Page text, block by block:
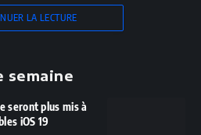
LA LECTURE
semaine
seront plus mis à
iOS 19